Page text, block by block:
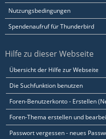
Nutzungsbedingungen
Spendenaufruf für Thunderbird
Hilfe zu dieser Webseite
Übersicht der Hilfe zur Webseite
Die Suchfunktion benutzen
Foren-Benutzerkonto - Erstellen
Foren-Thema erstellen und
Passwort vergessen - neues